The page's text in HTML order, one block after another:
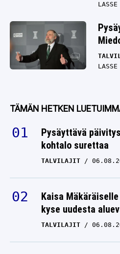
LASSE
LASSE
TÄMÄN HETKEN
Pysäyttävä
kohtalo surettaa
TALVILAJIT
Kaisa
kyse uudesta
TALVILAJIT